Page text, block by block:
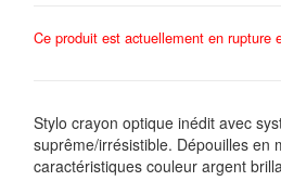
Ce produit est actuellement en rupture
Stylo crayon optique inédit avec
suprême/irrésistible. Dépouilles en
caractéristiques couleur argent